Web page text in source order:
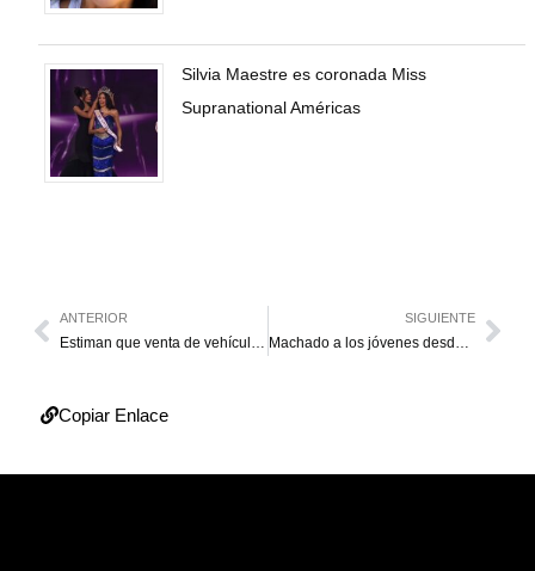
Silvia Maestre es coronada Miss
Supranational Américas
ANTERIOR
Estiman que venta de vehículos nuevos en el país aumentó en 80 %
SIGUIENTE
Machado a los jóvenes desde Guasipati: “Esta lucha la estamos dando por ustedes”
Copiar Enlace